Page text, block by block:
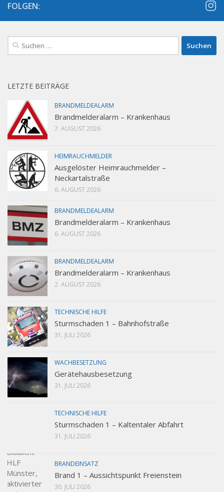
FOLGEN:
Suchen
nach:
LETZTE BEITRÄGE
BRANDMELDEALARM
Brandmelderalarm – Krankenhaus
7. AUGUST 2026
HEIMRAUCHMELDER
Ausgelöster Heimrauchmelder –
Neckartalstraße
6. AUGUST 2026
BRANDMELDEALARM
Brandmelderalarm – Krankenhaus
6. AUGUST 2026
BRANDMELDEALARM
Brandmelderalarm – Krankenhaus
2. AUGUST 2026
TECHNISCHE HILFE
Sturmschaden 1 – Bahnhofstraße
31. JULI 2026
WACHBESETZUNG
Gerätehausbesetzung
31. JULI 2026
TECHNISCHE HILFE
Sturmschaden 1 – Kaltentaler Abfahrt
31. JULI 2026
BRANDEINSATZ
Brand 1 – Aussichtspunkt Freienstein
30. JULI 2026